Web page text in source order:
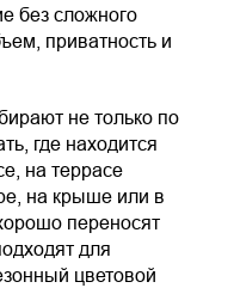
без сложного
приватность и
не только по
где находится
на террасе
на крыше или в
переносят
для
цветовой